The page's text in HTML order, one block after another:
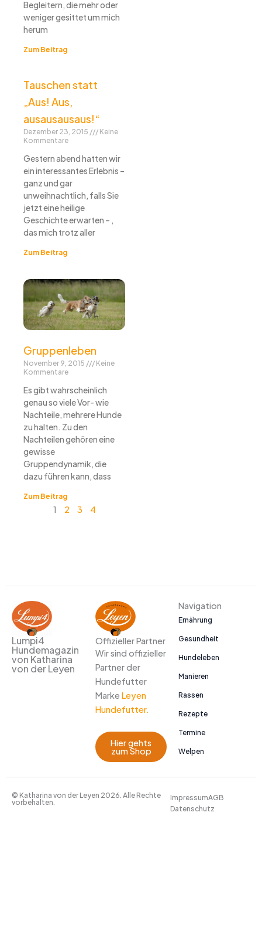
Begleitern, die mehr oder
weniger gesittet um mich
herum
Zum Beitrag
Tauschen statt
„Aus! Aus,
ausausausaus!“
Dezember 23, 2015
Keine
Kommentare
Gestern abend hatten wir
ein interessantes Erlebnis –
ganz und gar
unweihnachtlich, falls Sie
jetzt eine heilige
Geschichte erwarten – ,
das mich trotz aller
Zum Beitrag
Gruppenleben
November 9, 2015
Keine
Kommentare
Es gibt wahrscheinlich
genau so viele Vor- wie
Nachteile, mehrere Hunde
zu halten. Zu den
Nachteilen gehören eine
gewisse
Gruppendynamik, die
dazu führen kann, dass
Zum Beitrag
1 2 3 4
Lumpi4
Hundemagazin
von Katharina
von der Leyen
Offizieller Partner
Wir sind offizieller
Partner der
Hundefutter
Marke Leyen
Hundefutter.
Hier gehts
zum Shop
Navigation
Ernährung
Gesundheit
Hundeleben
Manieren
Rassen
Rezepte
Termine
Welpen
© Katharina von der Leyen 2026. Alle Rechte
vorbehalten.
ImpressumAGB
Datenschutz